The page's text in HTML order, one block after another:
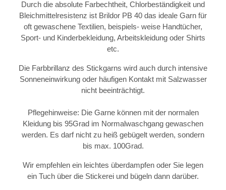
Durch die absolute Farbechtheit, Chlorbeständigkeit und
Bleichmittelresistenz ist Brildor PB 40 das ideale Garn für
oft gewaschene Textilien, beispiels- weise Handtücher,
Sport- und Kinderbekleidung, Arbeitskleidung oder Shirts
etc.
Die Farbbrillanz des Stickgarns wird auch durch intensive
Sonneneinwirkung oder häufigen Kontakt mit Salzwasser
nicht beeinträchtigt.
Pflegehinweise: Die Garne können mit der normalen
Kleidung bis 95Grad im Normalwaschgang gewaschen
werden. Es darf nicht zu heiß gebügelt werden, sondern
bis max. 100Grad.
Wir empfehlen ein leichtes überdampfen oder Sie legen
ein Tuch über die Stickerei und bügeln dann darüber.